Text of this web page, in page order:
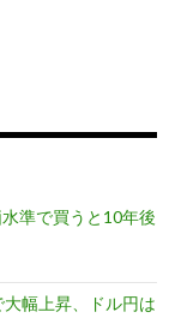
準で買うと10年後
幅上昇、ドル円は